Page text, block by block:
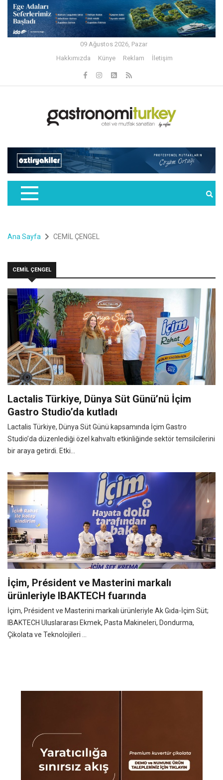
09 Ağustos 2026, Pazar
Hakkımızda
Künye Reklam İletişim
Ana Sayfa CEMİL ÇENGEL
CEMİL ÇENGEL
Lactalis Türkiye, Dünya Süt Günü’nü İçim
Gastro Studio’da kutladı
Lactalis Türkiye, Dünya Süt Günü kapsamında İçim Gastro
Studio’da düzenlediği özel kahvaltı etkinliğinde sektör temsilcilerini
bir araya getirdi. Etki...
İçim, Président ve Masterini markalı
ürünleriyle IBAKTECH fuarında
İçim, Président ve Masterini markalı ürünleriyle Ak Gıda-İçim Süt;
IBAKTECH Uluslararası Ekmek, Pasta Makineleri, Dondurma,
Çikolata ve Teknolojileri ...